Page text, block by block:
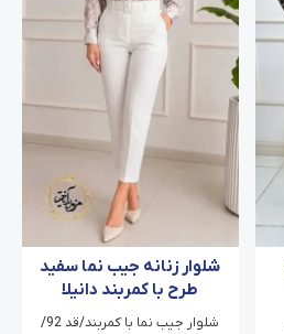
شلوار زنانه جیب نما سفید
طرح با کمربند دانیلا
شلوار جیب نما با کمربند/قد 92/